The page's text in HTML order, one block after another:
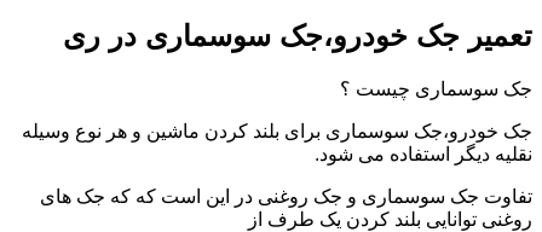
تعمیر جک خودرو،جک سوسماری در ری
جک سوسماری چیست ؟
جک خودرو،جک سوسماری برای بلند کردن ماشین و هر نوع وسیله
نقلیه دیگر استفاده می شود.
تفاوت جک سوسماری و جک روغنی در این است که که جک های
روغنی توانایی بلند کردن یک طرف از